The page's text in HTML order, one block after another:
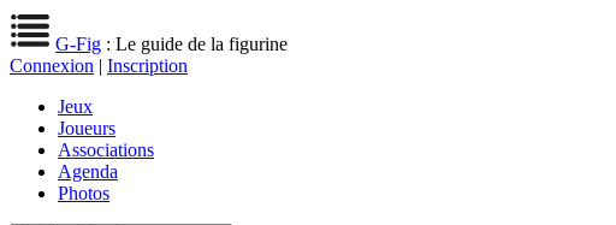
G-Fig : Le guide de la figurine
Connexion | Inscription
Jeux
Joueurs
Associations
Agenda
Photos